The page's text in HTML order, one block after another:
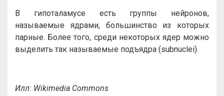
В гипоталамусе есть группы нейронов,
называемые ядрами, большинство из которых
парные. Более того, среди некоторых ядер можно
выделить так называемые подъядра (subnuclei).
Илл: Wikimedia Commons